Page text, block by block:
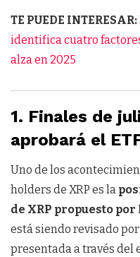
TE PUEDE INTERESAR:
identifica cuatro
alza en 2025
1. Finales de
aprobará el
Uno de los
holders de XRP es la
de XRP propuesto
está siendo revisado por
presentada a través del